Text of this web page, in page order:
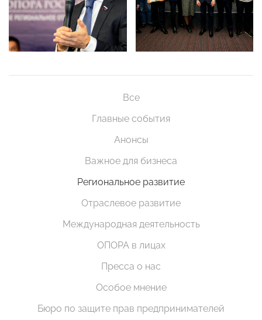
Все
Главные события
Анонсы
Важное для бизнеса
Региональное развитие
Отраслевое развитие
Международная деятельность
ОПОРА в лицах
Пресса о нас
Особое мнение
Бюро по защите прав предпринимателей